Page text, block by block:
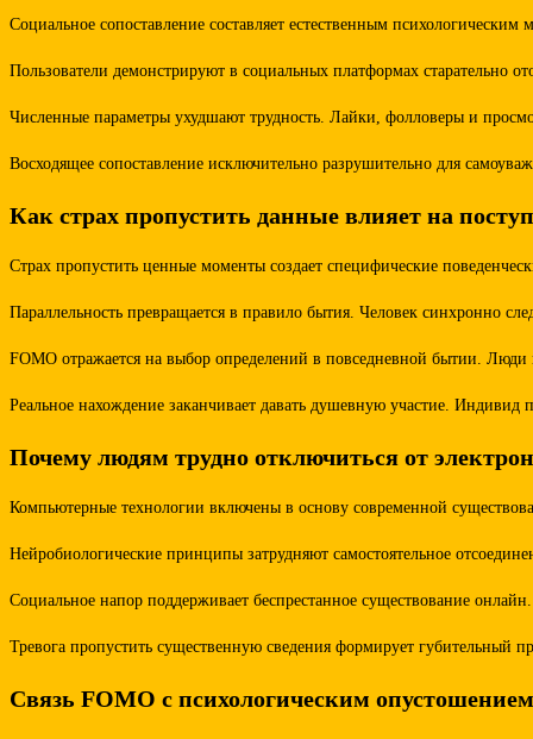
Социальное сопоставление составляет естественным
Пользователи демонстрируют в социальных платформах старательно
Численные параметры ухудшают трудность. Лайки, фолловеры и
Восходящее сопоставление исключительно разрушительно для
Как страх пропустить данные влияет на
Страх пропустить ценные моменты создает специфические
Параллельность превращается в правило бытия. Человек синхронно
FOMO отражается на выбор определений в повседневной бытии. Люди
Реальное нахождение заканчивает давать душевную участие.
Почему людям трудно отключиться от
Компьютерные технологии включены в основу современной
Нейробиологические принципы затрудняют самостоятельное
Социальное напор поддерживает беспрестанное существование
Тревога пропустить существенную сведения формирует губительный
Связь FOMO с психологическим опустошением